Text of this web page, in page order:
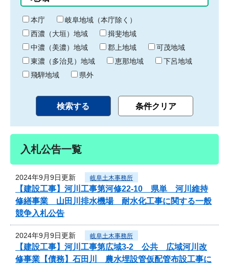
り
終
わ
り
本庁
岐阜地域（本庁除く）
西濃（大垣）地域
揖斐地域
中濃（美濃）地域
郡上地域
可茂地域
東濃（多治見）地域
恵那地域
下呂地域
飛騨地域
県外
入札公告一覧
2024年9月9日更新 岐阜土木事務所
【建設工事】河川工事第河修22-10 県単 河川維持
修繕事業 山田川排水機場 耐水化工事に関する一般
競争入札公告
2024年9月9日更新 岐阜土木事務所
【建設工事】河川工事第広域3-2 公共 広域河川改
修事業【債務】石田川 農水埋設管仮配管布設工事に